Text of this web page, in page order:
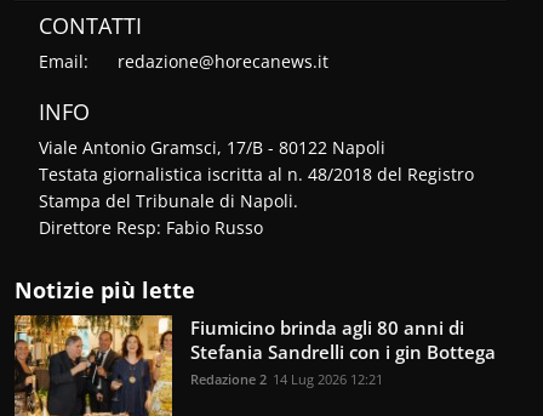
CONTATTI
Email: redazione@horecanews.it
INFO
Viale Antonio Gramsci, 17/B - 80122 Napoli
Testata giornalistica iscritta al n. 48/2018 del Registro
Stampa del Tribunale di Napoli.
Direttore Resp: Fabio Russo
Notizie più lette
Fiumicino brinda agli 80 anni di
Stefania Sandrelli con i gin Bottega
Redazione 2 14 Lug 2026 12:21